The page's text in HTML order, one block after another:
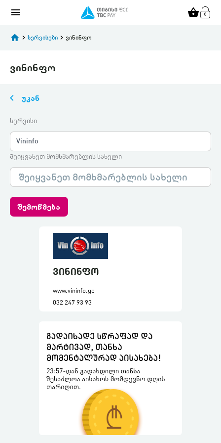
menu shopping_basket
home keyboard_arrow_right სერვისები keyboard_arrow_right ვინინფო
ვინინფო
keyboard_arrow_left უკან
სერვისი
Vininfo
შეიყვანეთ მომხმარებლის სახელი
შემოწმება
ვინინფო
www.vininfo.ge
032 247 93 93